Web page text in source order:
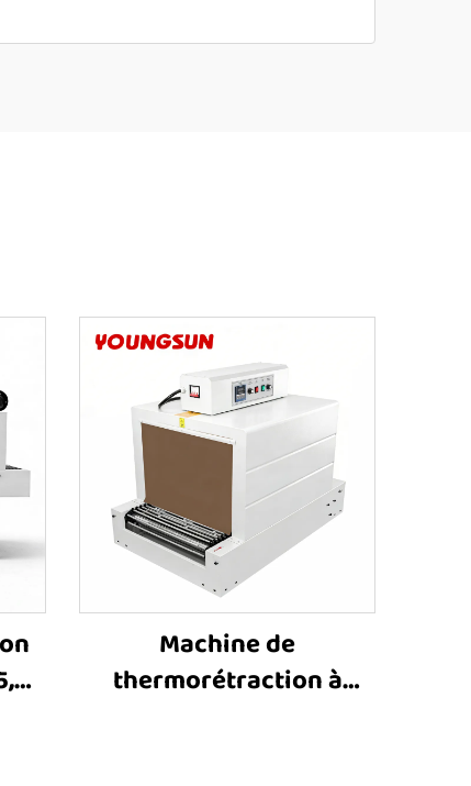
Machine de
thermorétraction à